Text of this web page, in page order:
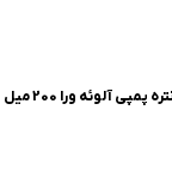
اولین نفری باشید که دیدگاهی را ارسال می کنید برای “کنسانتره پمپي آلوئه ورا 200 میل